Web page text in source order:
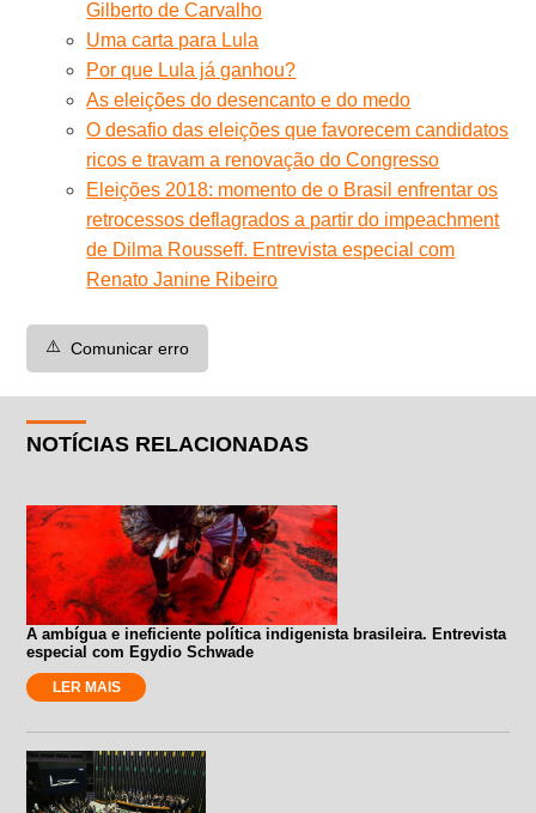
Gilberto de Carvalho
Uma carta para Lula
Por que Lula já ganhou?
As eleições do desencanto e do medo
O desafio das eleições que favorecem candidatos
ricos e travam a renovação do Congresso
Eleições 2018: momento de o Brasil enfrentar os
retrocessos deflagrados a partir do impeachment
de Dilma Rousseff. Entrevista especial com
Renato Janine Ribeiro
⚠️ Comunicar erro
NOTÍCIAS RELACIONADAS
A ambígua e ineficiente política indigenista brasileira. Entrevista
especial com Egydio Schwade
LER MAIS